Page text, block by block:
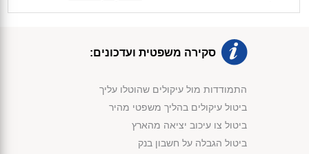
סקירה משפטית ועדכונים:
התמודדות מול עיקולים שהוטלו עליך
ביטול עיקולים בהליך משפטי מהיר
ביטול צו עיכוב יציאה מהארץ
ביטול הגבלה על חשבון בנק